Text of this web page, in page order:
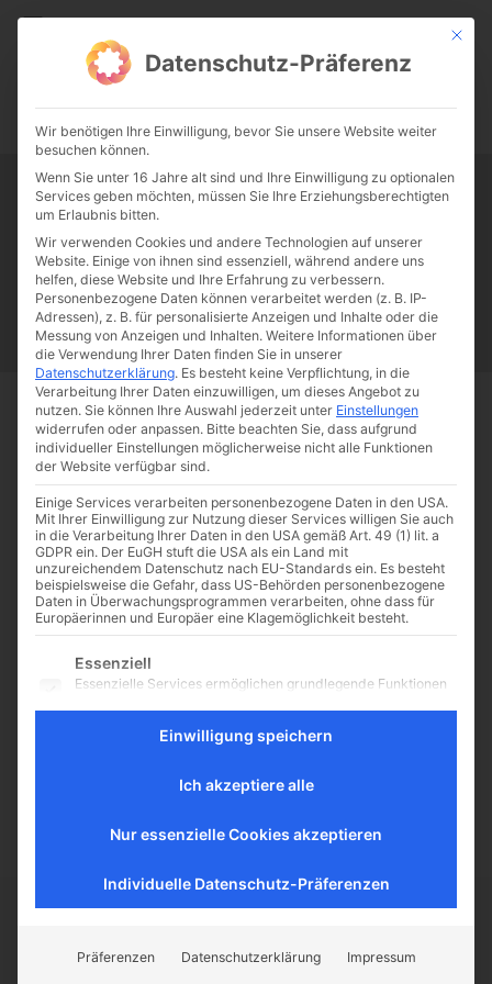
CATHWALK.DE
0:00 -:--
Tag:Burka-Kollektion
Papst Franziskus Ehe Sex Liebe Familie
Katholizismus
Franziskus
50 Jahre Humanae vitae Katholische Kirche
Dolce & Gabbana und die
Freiheit der Musliminnen
erfolgen. Der gegen Dolce &
Gabbana zeigt allerdings ein
eigenartiges Freiheitsverständnis.
Von Felix Honekamp Schon wieder
Start Schlagworte Burka-Kollektion
CATHWALK.DE
Mit
Datenschutz-Präferenz
Wir benötigen Ihre Einwilligung, bevor Sie unsere Website weiter
besuchen können.
Wenn Sie unter 16 Jahre alt sind und Ihre Einwilligung zu optionalen
Services geben möchten, müssen Sie Ihre Erziehungsberechtigten
um Erlaubnis bitten.
Wir verwenden Cookies und andere Technologien auf unserer
Website. Einige von ihnen sind essenziell, während andere uns
helfen, diese Website und Ihre Erfahrung zu verbessern.
Personenbezogene Daten können verarbeitet werden (z. B. IP-
Adressen), z. B. für personalisierte Anzeigen und Inhalte oder die
Messung von Anzeigen und Inhalten. Weitere Informationen über
die Verwendung Ihrer Daten finden Sie in unserer
Datenschutzerklärung. Es besteht keine Verpflichtung, in die
Verarbeitung Ihrer Daten einzuwilligen, um dieses Angebot zu
nutzen. Sie können Ihre Auswahl jederzeit unter Einstellungen
widerrufen oder anpassen. Bitte beachten Sie, dass aufgrund
individueller Einstellungen möglicherweise nicht alle Funktionen
der Website verfügbar sind.
Einige Services verarbeiten personenbezogene Daten in den USA.
Mit Ihrer Einwilligung zur Nutzung dieser Services willigen Sie auch
in die Verarbeitung Ihrer Daten in den USA gemäß Art. 49 (1) lit. a
GDPR ein. Der EuGH stuft die USA als ein Land mit
unzureichendem Datenschutz nach EU-Standards ein. Es besteht
beispielsweise die Gefahr, dass US-Behörden personenbezogene
Daten in Überwachungsprogrammen verarbeiten, ohne dass für
Europäerinnen und Europäer eine Klagemöglichkeit besteht.
Es folgt eine Liste der Service-Gruppen, für die eine
Essenziell
Essenzielle Services ermöglichen grundlegende Funktionen
Aufschluss darüber geben, wie unsere Besucher mit unserer
Externe Medien
werden standardmäßig blockiert. Wenn externe Services
Einwilligung speichern
Ich akzeptiere alle
Nur essenzielle Cookies akzeptieren
Individuelle Datenschutz-Präferenzen
Präferenzen Datenschutzerklärung Impressum